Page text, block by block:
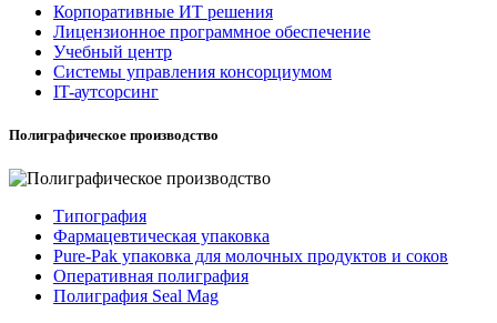
Корпоративные ИТ решения
Лицензионное программное обеспечение
Учебный центр
Системы управления консорциумом
IT-аутсорсинг
Полиграфическое производство
Типография
Фармацевтическая упаковка
Pure-Pak упаковка для молочных продуктов и соков
Оперативная полиграфия
Полиграфия Seal Mag